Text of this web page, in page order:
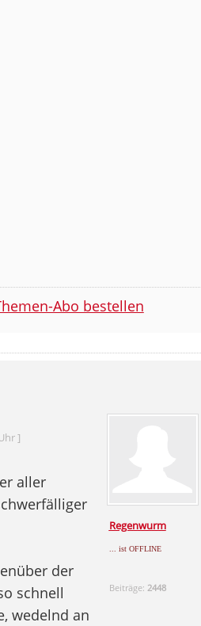
Abo bestellen
Regenwurm
... ist OFFLINE
Beiträge: 2448
]
aller
der
schnell
wedelnd an